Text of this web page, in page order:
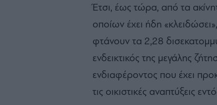
Έτσι, έως τώρα, από τα
οποίων έχει ήδη
φτάνουν τα 2,28
ενδεικτικός της μεγάλης
ενδιαφέροντος που έχει
τις οικιστικές αναπτύξεις